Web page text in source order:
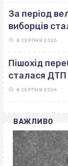
За період
виборців
8 СЕРПНЯ 2026
Пішохід
сталася
8 СЕРПНЯ 2026
ВАЖЛИВО